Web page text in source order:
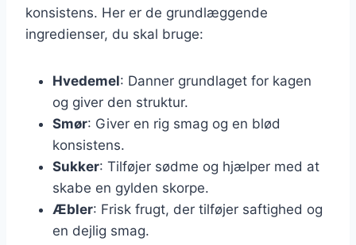
konsistens. Her er de grundlæggende
ingredienser, du skal bruge:
Hvedemel: Danner grundlaget for kagen
og giver den struktur.
Smør: Giver en rig smag og en blød
konsistens.
Sukker: Tilføjer sødme og hjælper med at
skabe en gylden skorpe.
Æbler: Frisk frugt, der tilføjer saftighed og
en dejlig smag.